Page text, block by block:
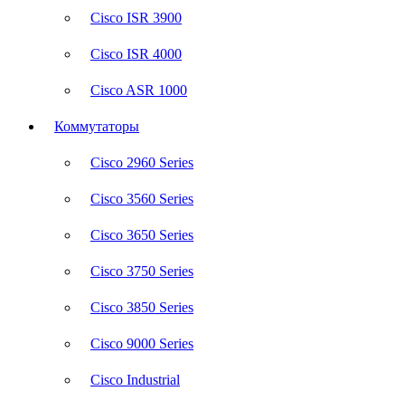
Cisco ISR 3900
Cisco ISR 4000
Cisco ASR 1000
Коммутаторы
Cisco 2960 Series
Cisco 3560 Series
Cisco 3650 Series
Cisco 3750 Series
Cisco 3850 Series
Cisco 9000 Series
Cisco Industrial